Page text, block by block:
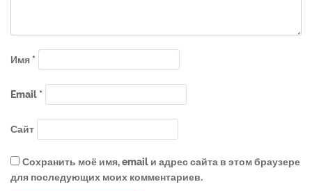
Имя*
Email*
Сайт
Сохранить моё имя, email и адрес сайта в этом браузере
для последующих моих комментариев.